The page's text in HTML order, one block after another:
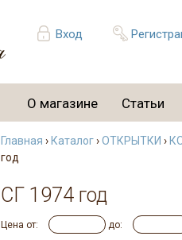
Вход
О магазине Статьи
Главная › Каталог›ОТКРЫТКИ ›
год
СГ 1974 год
Цена от: до: